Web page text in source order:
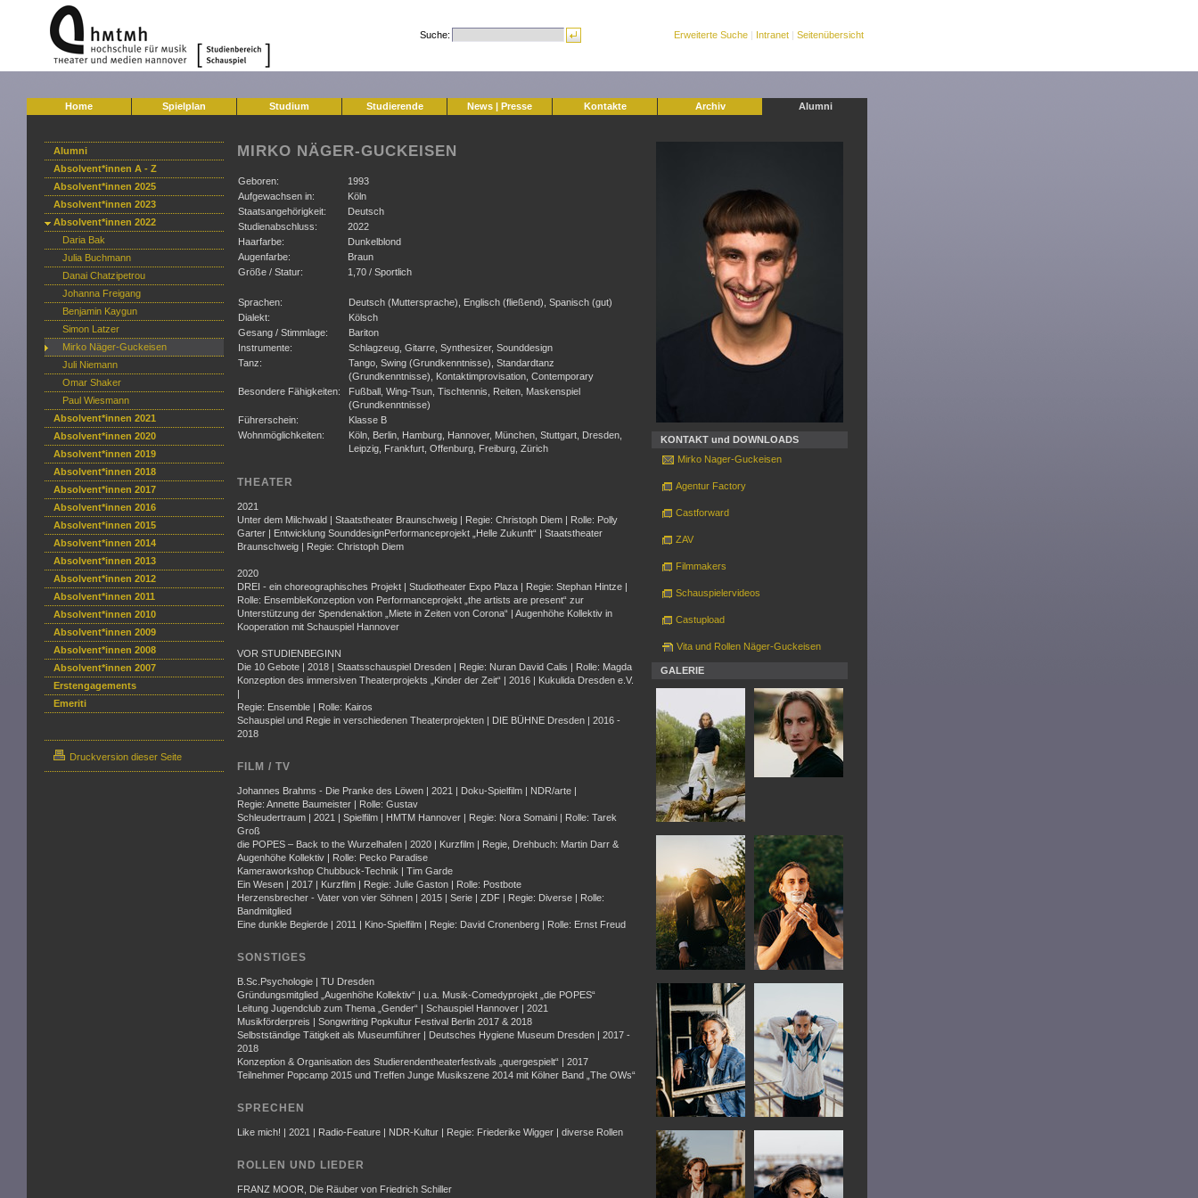
Suche: Erweiterte Suche | Intranet | Seitenübersicht
Home Spielplan Studium Studierende News | Presse Kontakte Archiv Alumni
Alumni
Absolvent*innen A - Z
Absolvent*innen 2025
Absolvent*innen 2023
Absolvent*innen 2022
Daria Bak
Julia Buchmann
Danai Chatzipetrou
Johanna Freigang
Benjamin Kaygun
Simon Latzer
Mirko Näger-Guckeisen
Juli Niemann
Omar Shaker
Paul Wiesmann
Absolvent*innen 2021
Absolvent*innen 2020
Absolvent*innen 2019
Absolvent*innen 2018
Absolvent*innen 2017
Absolvent*innen 2016
Absolvent*innen 2015
Absolvent*innen 2014
Absolvent*innen 2013
Absolvent*innen 2012
Absolvent*innen 2011
Absolvent*innen 2010
Absolvent*innen 2009
Absolvent*innen 2008
Absolvent*innen 2007
Erstengagements
Emeriti
Druckversion dieser Seite
MIRKO NÄGER-GUCKEISEN
Geboren:
1993
Aufgewachsen in:
Köln
Staatsangehörigkeit:
Deutsch
Studienabschluss:
2022
Haarfarbe:
Dunkelblond
Augenfarbe:
Braun
Größe / Statur:
1,70 / Sportlich
Sprachen:
Deutsch (Muttersprache), Englisch (fließend), Spanisch (gut)
Dialekt:
Kölsch
Gesang / Stimmlage:
Bariton
Instrumente:
Schlagzeug, Gitarre, Synthesizer, Sounddesign
Tanz:
Tango, Swing (Grundkenntnisse), Standardtanz
(Grundkenntnisse), Kontaktimprovisation, Contemporary
Besondere Fähigkeiten:
Fußball, Wing-Tsun, Tischtennis, Reiten, Maskenspiel
(Grundkenntnisse)
Führerschein:
Klasse B
Wohnmöglichkeiten:
Köln, Berlin, Hamburg, Hannover, München, Stuttgart, Dresden,
Leipzig, Frankfurt, Offenburg, Freiburg, Zürich
THEATER
2021
Unter dem Milchwald | Staatstheater Braunschweig | Regie: Christoph Diem | Rolle: Polly
Garter | Entwicklung SounddesignPerformanceprojekt „Helle Zukunft“ | Staatstheater
Braunschweig | Regie: Christoph Diem
2020
DREI - ein choreographisches Projekt | Studiotheater Expo Plaza | Regie: Stephan Hintze |
Rolle: EnsembleKonzeption von Performanceprojekt „the artists are present“ zur
Unterstützung der Spendenaktion „Miete in Zeiten von Corona“ | Augenhöhe Kollektiv in
Kooperation mit Schauspiel Hannover
VOR STUDIENBEGINN
Die 10 Gebote | 2018 | Staatsschauspiel Dresden | Regie: Nuran David Calis | Rolle: Magda
Konzeption des immersiven Theaterprojekts „Kinder der Zeit“ | 2016 | Kukulida Dresden e.V.
|
Regie: Ensemble | Rolle: Kairos
Schauspiel und Regie in verschiedenen Theaterprojekten | DIE BÜHNE Dresden | 2016 -
2018
FILM / TV
Johannes Brahms - Die Pranke des Löwen | 2021 | Doku-Spielfilm | NDR/arte |
Regie: Annette Baumeister | Rolle: Gustav
Schleudertraum | 2021 | Spielfilm | HMTM Hannover | Regie: Nora Somaini | Rolle: Tarek
Groß
die POPES – Back to the Wurzelhafen | 2020 | Kurzfilm | Regie, Drehbuch: Martin Darr &
Augenhöhe Kollektiv | Rolle: Pecko Paradise
Kameraworkshop Chubbuck-Technik | Tim Garde
Ein Wesen | 2017 | Kurzfilm | Regie: Julie Gaston | Rolle: Postbote
Herzensbrecher - Vater von vier Söhnen | 2015 | Serie | ZDF | Regie: Diverse | Rolle:
Bandmitglied
Eine dunkle Begierde | 2011 | Kino-Spielfilm | Regie: David Cronenberg | Rolle: Ernst Freud
SONSTIGES
B.Sc.Psychologie | TU Dresden
Gründungsmitglied „Augenhöhe Kollektiv“ | u.a. Musik-Comedyprojekt „die POPES“
Leitung Jugendclub zum Thema „Gender“ | Schauspiel Hannover | 2021
Musikförderpreis | Songwriting Popkultur Festival Berlin 2017 & 2018
Selbstständige Tätigkeit als Museumführer | Deutsches Hygiene Museum Dresden | 2017 -
2018
Konzeption & Organisation des Studierendentheaterfestivals „quergespielt“ | 2017
Teilnehmer Popcamp 2015 und Treffen Junge Musikszene 2014 mit Kölner Band „The OWs“
SPRECHEN
Like mich! | 2021 | Radio-Feature | NDR-Kultur | Regie: Friederike Wigger | diverse Rollen
ROLLEN UND LIEDER
FRANZ MOOR, Die Räuber von Friedrich Schiller
KONTAKT und DOWNLOADS
Mirko Nager-Guckeisen
Agentur Factory
Castforward
ZAV
Filmmakers
Schauspielervideos
Castupload
Vita und Rollen Näger-Guckeisen
GALERIE